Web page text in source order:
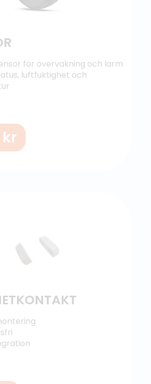
för övervakning och larm
luftfuktighet och
kr